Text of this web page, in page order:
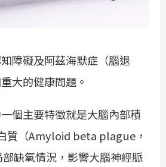
障礙及阿茲海默症（腦退
大的健康問題。
個主要特徵就是大腦內部積
質（Amyloid beta plague，
缺氧情況，影響大腦神經脈